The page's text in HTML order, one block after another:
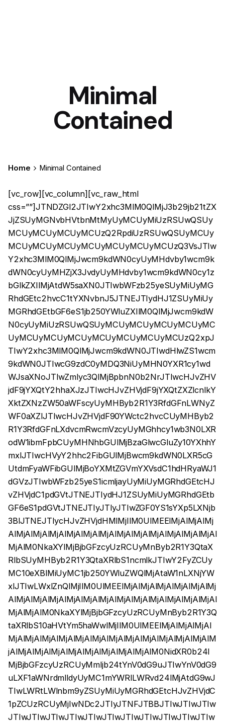
Minimal
Contained
Home Minimal Contained
[vc_row][vc_column][vc_raw_html css=””]JTNDZGl2JTIwY2xhc3MlM0QlMjJ3b29jb21tZXJjZSUyMGNvbHVtbnMtMyUyMCUyMiUzRSUwQSUyMCUyMCUyMCUyMCUzQ2RpdiUzRSUwQSUyMCUyMCUyMCUyMCUyMCUyMCUyMCUyMCUzQ3VsJTIwY2xhc3MlM0QlMjJwcm9kdWN0cyUyMHdvby1wcm9kdWN0cyUyMHZjX3JvdyUyMHdvby1wcm9kdWN0cy1zbGlkZXIlMjAtdW5saXN0JTIwbWFzb25yeSUyMiUyMGRhdGEtc2hvcC1tYXNvbnJ5JTNEJTIydHJ1ZSUyMiUyMGRhdGEtbGF6eS1jb250YWluZXIlM0QlMjJwcm9kdWN0cyUyMiUzRSUwQSUyMCUyMCUyMCUyMCUyMCUyMCUyMCUyMCUyMCUyMCUyMCUyMCUzQ2xpJTIwY2xhc3MlM0QlMjJwcm9kdWN0JTIwdHlwZS1wcm9kdWN0JTIwcG9zdC0yMDQ3NiUyMHN0YXR1cy1wdWJsaXNoJTIwZmlyc3QlMjBpbnN0b2NrJTIwcHJvZHVjdF9jYXQtY2hhaXJzJTIwcHJvZHVjdF9jYXQtZXZlcnlkYXktZXNzZW50aWFscyUyMHByb2R1Y3RfdGFnLWNyZWF0aXZlJTIwcHJvZHVjdF90YWctc2hvcCUyMHByb2R1Y3RfdGFnLXdvcmRwcmVzcyUyMGhhcy1wb3N0LXRodW1ibmFpbCUyMHNhbGUlMjBzaGlwcGluZy10YXhhYmxlJTIwcHVyY2hhc2FibGUlMjBwcm9kdWN0LXR5cGUtdmFyaWFibGUlMjBoYXMtZGVmYXVsdC1hdHRyaWJ1dGVzJTIwbWFzb25yeS1icmljayUyMiUyMGRhdGEtcHJvZHVjdC1pdGVtJTNEJTIydHJ1ZSUyMiUyMGRhdGEtbGF6eS1pdGVtJTNEJTIyJTIyJTIwZGF0YS1sYXp5LXNjb3BlJTNEJTIycHJvZHVjdHMlMjIlM0UlMEElMjAlMjAlMjAlMjAlMjAlMjAlMjAlMjAlMjAlMjAlMjAlMjAlMjAlMjAlMjAlMjAlM0NkaXYlMjBjbGFzcyUzRCUyMnByb2R1Y3QtaXRlbSUyMHByb2R1Y3QtaXRlbS1ncmlkJTIwY2FyZCUyMC10eXBlMiUyMC1jb250YWluZWQlMjAtaW1nLXNjYWxlJTIwLWxlZnQlMjIlM0UlMEElMjAlMjAlMjAlMjAlMjAlMjAlMjAlMjAlMjAlMjAlMjAlMjAlMjAlMjAlMjAlMjAlMjAlMjAlMjAlMjAlM0NkaXYlMjBjbGFzcyUzRCUyMnByb2R1Y3QtaXRlbS10aHVtYm5haWwlMjIlM0UlMEElMjAlMjAlMjAlMjAlMjAlMjAlMjAlMjAlMjAlMjAlMjAlMjAlMjAlMjAlMjAlMjAlMjAlMjAlMjAlMjAlMjAlMjAlMjAlMjAlM0NidXR0b24lMjBjbGFzcyUzRCUyMmljb24tYnV0dG9uJTIwYnV0dG9uLXF1aWNrdmlldyUyMC1mYWRlLWRvd24lMjAtdG9wJTIwLWRtLWlnbm9yZSUyMiUyMGRhdGEtcHJvZHVjdC1pZCUzRCUyMjIwNDc2JTIyJTNFJTBBJTIwJTIwJTIwJTIwJTIwJTIwJTIwJTIwJTIwJTIwJTIwJTIwJTIwJTIwJTIwJTIwJTIwJTIwJTIwJTIwJTIwJTIwJTIwJTIwJTIwJTIwJTIwJTIwJTNDaSUyMGNsYXNzJTNEJTIyaWNvbiUyMiUzRSUwQSUyMCUyMCUyMCUyMCUyMCUyMCUyMCUyMCUyMCUyMCUyMCUyMCUyMCUyMCUyMCUyMCUyMCUyMCUyMCUyMCUyMCUyMCUyMCUyMCUyMCUyMCUyMCUyMCUyMCUyMCUyMCUyMCUzQ3N2ZyUyMGNsYXNzJTNEJTIyZGVmYXVsdCUyMiUyMHdpZHRoJTNEJTIyMTglMjIlMjBoZWlnaHQlM0QlMjIxOCUyMiUyMHZpZXdCb3glM0QlMjIwJTIwMCUyMDE4JTIwMTglMjIlMjBmaWxsJTNEJTIybm9uZSUyMiUyMHhtbG5zJTNEJTIyaHR0cCUzQSUyRiUyRnd3dy53My5vcmclMkYyMDAwJTJGc3ZnJTIyJTNFJTBBJTIwJTIwJTIwJTIwJTIwJTIwJTIwJTIwJTIwJTIwJTIwJTIwJTIwJTIwJTIwJTIwJTIwJTIwJTIwJTIwJTIwJTIwJTIwJTIwJTIwJTIwJTIwJTIwJTIwJTIwJTIwJTIwJTIwJTIwJTIwJTIwJTNDcGF0aCUyMGQlM0QlMjJNMCUyMDJWNkgyVjJINlYwSDJDMC45JTIwMCUyMDAlMjAwLjklMjAwJTIwMlpNMiUyMDEySDBWMTZDMCUyMDE3LjElMjAwLjklMjAxOCUyMDIlMjAxOEg2VjE2SDJWMTJaTTE2JTIwMTZIMTJWMThIMTZDMTcuMSUyMDE4JTIwMTglMjAxNy4xJTIwMTglMjAxNlYxMkgxNlYxNlpNMTYlMjAwSDEyVjJIMTZWNkgxOFYyQzE4JTIwMC45JTIwMTcuMSUyMDAlMjAxNiUyMDBaJTIyJTNFJTNDJTJGcGF0aCUzRSUwQSUyMCUyMCUyMCUyMCUyMCUyMCUyMCUyMCUyMCUyMCUyMCUyMCUyMCUyMCUyMCUyMCUyMCUyMCUyMCUyMCUyMCUyMCUyMCUyMCUyMCUyMCUyMCUyMCUyMCUyMCUyMCUyMCUzQyUyRnN2ZyUzRSUwQSUyMCUyMCUyMCUyMCUyMCUyMCUyMCUyMCUyMCUyMCUyMCUyMCUyMCUyMCUyMCUyMCUyMCUyMCUyMCUyMCUyMCUyMCUyMCUyMCUyMCUyMCUyMCUyMCUzQyUyRmklM0UlMEElMjAlMjAlMjAlMjAlMjAlMjAlMjAlMjAlMjAlMjAlMjAlMjAlMjAlMjAlMjAlMjAlMjAlMjAlMjAlMjAlMjAlMjAlMjAlMjAlM0MlMkZidXR0b24lM0UlMEElMjAlMjAlMjAlMjAlMjAlMjAlMjAlMjAlMjAlMjAlMjAlMjAlMjAlMjAlMjAlMjAlMjAlMjAlMjAlMjAlMjAlMjAlMjAlMjAlM0NkaXYlMjBjbGFzcyUzRCUyMmJ1dHRvbi1mYXZvcml0ZXMlMjAtZmFkZS1kb3duJTIyJTNFJTBBJTIwJTIwJTIwJTIwJTIwJTIwJTIwJTIwJTIwJTIwJTIwJTIwJTIwJTIwJTIwJTIwJTIwJTIwJTIwJTIwJTIwJTIwJTIwJTIwJTIwJTIwJTIwJTIwJTNDZGl2JTIwY2xhc3MlM0QlMjJ5aXRoLXdjd2wtYWRkLXRvLXdpc2hsaXN0JTIwYWRkLXRvLXdpc2hsaXN0LTMyMSUyMHdpc2hsaXN0LWZyYWdtZW50JTIwb24tZmlyc3QtbG9hZCUyMiUyMGRhdGEtZnJhZ21lbnQtcmVmJTNEJTIyMzIxJTIyJTIwZGF0YS1mcmFnbWVudC1vcHRpb25zJTNEJTIyJTIyJTNFJTNDJTJGZGl2JTNFJTBBJTIwJTIwJTIwJTIwJTIwJTIwJTIwJTIwJTIwJTIwJTIwJTIwJTIwJTIwJTIwJTIwJTIwJTIwJTIwJTIwJTIwJTIwJTIwJTIwJTIwJTIwJTIwJTIwJTNDYSUyMGhyZWYlM0QlMjIlMkYlM0ZhZGRfdG9fd2lzaGxpc3QlM0QzMjElMjIlMjBkYXRhLXByb2R1Y3QtaWQlM0QlMjIzMjElMjIlMjBhcmlhLWxhYmVsJTNEJTIyZmF2b3JpdGVzJTIyJTIwY2xhc3MlM0QlMjJpY29uLWJ1dHRvbiUyMGFkZF90b193aXNobGlzdCUyMHNpbmdsZV9hZGRfdG9fd2lzaGxpc3QlMjBidG4td2lzaGxpc3QlMjAtdW5saW5rJTIwLWRtLWlnbm9yZSUyMiUzRSUwQSUyMCUyMCUyMCUyMCUyMCUyMCUyMCUyMCUyMCUyMCUyMCUyMCUyMCUyMCUyMCUyMCUyMCUyMCUyMCUyMCUyMCUyMCUyMCUyMCUyMCUyMCUyMCUyMCUyMCUyMCUyMCUyMCUzQ2klMjBjbGFzcyUzRCUyMmljb24lMjIlM0UlMEElMjAlMjAlMjAlMjAlMjAlMjAlMjAlMjAlMjAlMjAlMjAlMjAlMjAlMjAlMjAlMjAlMjAlMjAlMjAlMjAlMjAlMjAlMjAlMjAlMjAlMjAlMjAlMjAlMjAlMjAlMjAlMjAlMjAlMjAlMjAlMjAlM0NzdmclMjBjbGFzcyUzRCUyMmRlZmF1bHQlMjIlMjB3aWR0aCUzRCUyMjIwJTIyJTIwaGVpZ2h0JTNEJTIyMTglMjIlMjB2aWV3Qm94JTNEJTIyMCUyMDAlMjAyMCUyMDE4JTIyJTIwZmlsbCUzRCUyMm5vbmUlMjIlMjB4bWxucyUzRCUyMmh0dHAlM0ElMkYlMkZ3d3cudzMub3JnJTJGMjAwMCUyRnN2ZyUyMiUzRSUwQSUyMCUyMCUyMCUyMCUyMCUyMCUyMCUyMCUyMCUyMCUyMCUyMCUyMCUyMCUyMCUyMCUyMCUyMCUyMCUyMCUyMCUyMCUyMCUyMCUyMCUyMCUyMCUyMCUyMCUyMCUyMCUyMCUyMCUyMCUyMCUyMCUyMCUyMCUyMCUyMCUzQ3BhdGglMjBkJTNEJTIyTTE0LjUlMjAwQzEyLjc2JTIwMCUyMDExLjA5JTIwMC43OTQ1NTElMjAxMCUyMDIuMDUwMTRDOC45MSUyMDAuNzk0NTUxJTIwNy4yNCUyMDAlMjA1LjUlMjAwQzIuNDIlMjAwJTIwMCUyMDIuMzczODQlMjAwJTIwNS4zOTUxQzAlMjA5LjEwMyUyMDMuNCUyMDEyLjEyNDMlMjA4LjU1JTIwMTYuNzE1TDEwJTIwMThMMTEuNDUlMjAxNi43MDUyQzE2LjYlMjAxMi4xMjQzJTIwMjAlMjA5LjEwMyUyMDIwJTIwNS4zOTUxQzIwJTIwMi4zNzM4NCUyMDE3LjU4JTIwMCUyMDE0LjUlMjAwWk0xMC4xJTIwMTUuMjUzNEwxMCUyMDE1LjM1MTVMOS45JTIwMTUuMjUzNEM1LjE0JTIwMTEuMDI1NiUyMDIlMjA4LjIyOTk3JTIwMiUyMDUuMzk1MUMyJTIwMy40MzMyNCUyMDMuNSUyMDEuOTYxODUlMjA1LjUlMjAxLjk2MTg1QzcuMDQlMjAxLjk2MTg1JTIwOC41NCUyMDIuOTMyOTclMjA5LjA3JTIwNC4yNzY4NEgxMC45NEMxMS40NiUyMDIuOTMyOTclMjAxMi45NiUyMDEuOTYxODUlMjAxNC41JTIwMS45NjE4NUMxNi41JTIwMS45NjE4NSUyMDE4JTIwMy40MzMyNCUyMDE4JTIwNS4zOTUxQzE4JTIwOC4yMjk5NyUyMDE0Ljg2JTIwMTEuMDI1NiUyMDEwLjElMjAxNS4yNTM0WiUyMiUzRSUzQyUyRnBhdGglM0UlMEElMjAlMjAlMjAlMjAlMjAlMjAlMjAlMjAlMjAlMjAlMjAlMjAlMjAlMjAlMjAlMjAlMjAlMjAlMjAlMjAlMjAlMjAlMjAlMjAlMjAlMjAlMjAlMjAlMjAlMjAlMjAlMjAlMjAlMjAlMjAlMjAlM0MlMkZzdmclM0UlMEElMjAlMjAlMjAlMjAlMjAlMjAlMjAlMjAlMjAlMjAlMjAlMjAlMjAlMjAlMjAlMjAlMjAlMjAlMjAlMjAlMjAlMjAlMjAlMjAlMjAlMjAlMjAlMjAlMjAlMjAlMjAlMjAlMjAlMjAlMjAlMjAlM0NzdmclMjBjbGFzcyUzRCUyMi1oaWRkZW4lMjIlMjB3aWR0aCUzRCUyMjIwJTIyJTIwaGVpZ2h0JTNEJTIyMTglMjIlMjB2aWV3Qm94JTNEJTIyMCUyMDAlMjAyMCUyMDE4JTIyJTIwZmlsbCUzRCUyMm5vbmUlMjIlMjB4bWxucyUzRCUyMmh0dHAlM0ElMkYlMkZ3d3cudzMub3JnJTJGMjAwMCUyRnN2ZyUyMiUzRSUwQSUyMCUyMCUyMCUyMCUyMCUyMCUyMCUyMCUyMCUyMCUyMCUyMCUyMCUyMCUyMCUyMCUyMCUyMCUyMCUyMCUyMCUyMCUyMCUyMCUyMCUyMCUyMCUyMCUyMCUyMCUyMCUyMCUyMCUyMCUyMCUyMCUyMCUyMCUyMCUyMCUzQ3BhdGglMjBkJTNEJTIyTTE0LjUlMjAwQzEyLjc2JTIwMCUyMDExLjA5JTIwMC43OTQ1NTElMjAxMCUyMDIuMDUwMTRDOC45MSUyMDAuNzk0NTUxJTIwNy4yNCUyMDAlMjA1LjUlMjAwQzIuNDIlMjAwJTIwMCUyMDIuMzczODQlMjAwJTIwNS4zOTUxQzAlMjA5LjEwMyUyMDMuNCUyMDEyLjEyNDMlMjA4LjU1JTIwMTYuNzE1TDEwJTIwMThMMTEuNDUlMjAxNi43MDUyQzE2LjYlMjAxMi4xMjQzJTIwMjAlMjA5LjEwMyUyMDIwJTIwNS4zOTUxQzIwJTIwMi4zNzM4NCUyMDE3LjU4JTIwMCUyMDE0LjUlMjAwWiUyMiUzRSUzQyUyRnBhdGglM0UlMEElMjAlMjAlMjAlMjAlMjAlMjAlMjAlMjAlMjAlMjAlMjAlMjAlMjAlMjAlMjAlMjAlMjAlMjAlMjAlMjAlMjAlMjAlMjAlMjAlMjAlMjAlMjAlMjAlMjAlMjAlMjAlMjAlMjAlMjAlMjAlMjAlM0MlMkZzdmclM0UlMEElMjAlMjAlMjAlMjAlMjAlMjAlMjAlMjAlMjAlMjAlMjAlMjAlMjAlMjAlMjAlMjAlMjAlMjAlMjAlMjAlMjAlMjAlMjAlMjAlMjAlMjAlMjAlMjAlMjAlMjAlMjAlMjAlM0MlMkZpJTNFJTBBJTIwJTIwJTIwJTIwJTIwJTIwJTIwJTIwJTIwJTIwJTIwJTIwJTIwJTIwJTIwJTIwJTIwJTIwJTIwJTIwJTIwJTIwJTIwJTIwJTIwJTIwJTIwJTIwJTNDJTJGYSUzRSUwQSUyMCUyMCUyMCUyMCUyMCUyMCUyMCUyMCUyMCUyMCUyMCUyMCUyMCUyMCUyMCUyMCUyMCUyMCUyMCUyMCUyMCUyMCUyMCUyMCUzQyUyRmRpdiUzRSUwQSUyMCUyMCUyMCUyMCUyMCUyMCUyMCUyMCUyMCUyMCUyMCUyMCUyMCUyMCUyMCUyMCUyMCUyMCUyMCUyMCUyMCUyMCUyMCUyMCUzQ3NwYW4lMjBjbGFzcyUzRCUyMnRhZyUyMHRhZy1zYWxlJTIyJTNFU2FsZSUzQyUyRnNwYW4lM0UlMEElMjAlMjAlMjAlMjAlMjAlMjAlMjAlMjAlMjAlMjAlMjAlMjAlMjAlMjAlMjAlMjAlMjAlMjAlMjAlMjAlMjAlMjAlMjAlMjAlM0NkaXYlMjBkYXRhLWN1cnNvci1jbGFzcyUzRCUyMmN1cnNvci1saW5rJTIyJTIwZGF0YS10aWx0JTNEJTIydHJ1ZSUyMiUyMGRhdGEtdGlsdC1wZXJzcGVjdGl2ZSUzRCUyMjYwMDAlMjIlM0UlMEElMjAlMjAlMjAlMjAlMjAlMjAlMjAlMjAlMjAlMjAlMjAlMjAlMjAlMjAlMjAlMjAlMjAlMjAlMjAlMjAlMjAlMjAlMjAlMjAlMjAlMjAlMjAlMjAlM0NkaXYlMjBjbGFzcyUzRCUyMmltYWdlLWhvbGRlciUyMiUzRSUwQSUyMCUyMCUyMCUyMCUyMCUyMCUyMCUyMCUyMCUyMCUyMCUyMCUyMCUyMCUyMCUyMCUyMCUyMCUyMCUyMCUyMCUyMCUyMCUyMCUyMCUyMCUyMCUyMCUyMCUyMCUyMCUyMCUzQ2RpdiUyMGNsYXNzJTNEJTIyc2xpZGVyJTIwLXdvby1zbGlkZXIlMjIlM0UlMEElMjAlMjAlMjAlMjAlMjAlMjAlMjAlMjAlMjAlMjAlMjAlMjAlMjAlMjAlMjAlMjAlMjAlMjAlMjAlMjAlMjAlMjAlMjAlMjAlMjAlMjAlMjAlMjAlMjAlMjAlMjAlMjAlMjAlMjAlMjAlMjAlM0NpbWclMjBmZXRjaHByaW9yaXR5JTNEJTIyaGlnaCUyMiUyMGRlY29kaW5nJTNEJTIyYXN5bmMlMjIlMjB3aWR0aCUzRCUyMjgwMCUyMiUyMGhlaWdodCUzRCUyMjgwMCUyMiUyMHNyYyUzRCUyMmh0dHBzJTNBJTJGJTJGY29sYWJyaW8uYW1zMy5jZG4uZGlnaXRhbG9jZWFuc3BhY2VzLmNvbSUyRm9oaW8uY2xidGhlbWVzLmNvbSUyRm9oX3Byb2R1Y3QxLjAxLndlYnAlMjIlMjBjbGFzcyUzRCUyMmF0dGFjaG1lbnQtd29vY29tbWVyY2VfdGh1bWJuYWlsJTIwc2l6ZS13b29jb21tZXJjZV90aHVtYm5haWwlMjIlMjBhbHQlM0QlMjIlMjIlM0UlMEElMjAlMjAlMjAlMjAlMjAlMjAlMjAlMjAlMjAlMjAlMjAlMjAlMjAlMjAlMjAlMjAlMjAlMjAlMjAlMjAlMjAlMjAlMjAlMjAlMjAlMjAlMjAlMjAlMjAlMjAlMjAlMjAlMjAlMjAlMjAlMjAlM0NpbWclMjBkZWNvZGluZyUzRCUyMmFzeW5jJTIyJTIwd2lkdGglM0QlMjI4MDAlMjIlMjBoZWlnaHQlM0QlMjI4MDAlMjIlMjBzcmMlM0QlMjJodHRwcyUzQSUyRiUyRmNvbGFicmlvLmFtczMuY2RuLmRpZ2l0YWxvY2VhbnNwYWNlcy5jb20lMkZvaGlvLmNsYnRoZW1lcy5jb20lMkZvaF9wcm9kdWN0MS4wMi53ZWJwJTIyJTIwY2xhc3MlM0QlMjJhdHRhY2htZW50LXdvb2NvbW1lcmNlX3RodW1ibmFpbCUyMHNpemUtd29vY29tbWVyY2VfdGh1bWJuYWlsJTIyJTIwYWx0JTNEJTIyJTIyJTNFJTBBJTIwJTIwJTIwJTIwJTIwJTIwJTIwJTIwJTIwJTIwJTIwJTIwJTIwJTIwJTIwJTIwJTIwJTIwJTIwJTIwJTIwJTIwJTIwJTIwJTIwJTIwJTIwJTIwJTIwJTIwJTIwJTIwJTNDJTJGZGl2JTNFJTBBJTIwJTIwJTIwJTIwJTIwJTIwJTIwJTIwJTIwJTIwJTIwJTIwJTIwJTIwJTIwJTIwJTIwJTIwJTIwJTIwJTIwJTIwJTIwJTIwJTIwJTIwJTIwJTIwJTIwJTIwJTIwJTIwJTNDYSUyMGhyZWYlM0QlMjJodHRwcyUzQSUyRiUyRm9oaW8uY2xidGhlbWVzLmNvbSUyRnByb2R1Y3QlMkZnb3N0YS1hcm1jaGFpci13b29kJTJGJTIyJTNFJTNDJTJGYSUzRSUwQSUyMCUyMCUyMCUyMCUyMCUyMCUyMCUyMCUyMCUyMCUyMCUyMCUyMCUyMCUyMCUyMCUyMCUyMCUyMCUyMCUyMCUyMCUyMCUyMCUyMCUyMCUyMCUyMCUzQyUyRmRpdiUzRSUwQSUyMCUyMCUyMCUyMCUyMCUyMCUyMCUyMCUyMCUyMCUyMCUyMCUyMCUyMCUyMCUyMCUyMCUyMCUyMCUyMCUyMCUyMCUyMCUyMCUzQyUyRmRpdiUzRSUwQSUyMCUyMCUyMCUyMCUyMCUyMCUyMCUyMCUyMCUyMCUyMCUyMCUyMCUyMCUyMCUyMCUyMCUyMCUyMCUyMCUzQyUyRmRpdiUzRSUwQSUyMCUyMCUyMCUyMCUyMCUyMCUyMCUyMCUyMCUyMCUyMCUyMCUyMCUyMCUyMCUyMCUyMCUyMCUyMCUyMCUzQ2RpdiUyMGNsYXNzJTNEJTIyY2FyZC1kZX